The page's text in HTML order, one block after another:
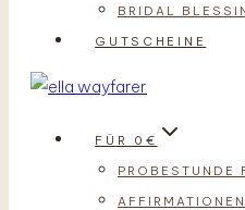
BRIDAL
GUTSCHEINE
FÜR 0€
PROBESTUNDE